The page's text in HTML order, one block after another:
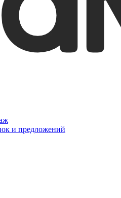
и предложений